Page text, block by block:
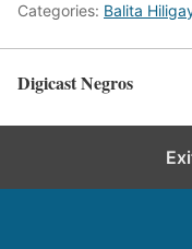
Categories: Balita
Digicast Negros